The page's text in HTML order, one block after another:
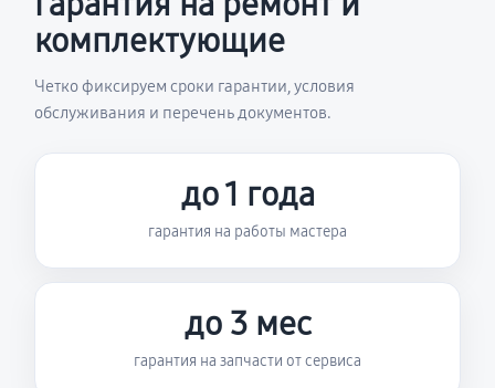
комплектующие
Четко фиксируем сроки гарантии, условия
обслуживания и перечень документов.
до 1 года
гарантия на работы мастера
до 3 мес
гарантия на запчасти от сервиса